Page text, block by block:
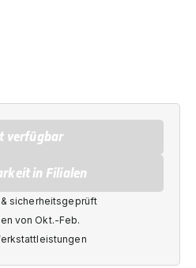
verfügbar
in Filialen
sicherheitsgeprüft
von Okt.-Feb.